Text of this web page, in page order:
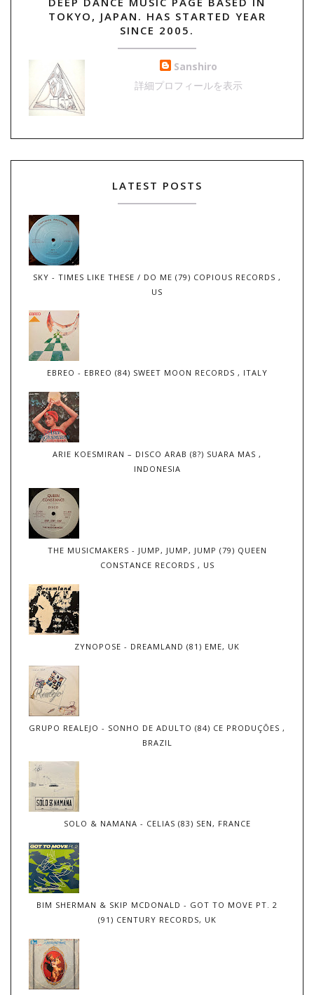
TOKYO, JAPAN. HAS STARTED YEAR
SINCE 2005.
Sanshiro
詳細プロフィールを表示
LATEST POSTS
SKY - TIMES LIKE THESE / DO ME (79) COPIOUS RECORDS ,
US
EBREO - EBREO (84) SWEET MOON RECORDS , ITALY
ARIE KOESMIRAN – DISCO ARAB (8?) SUARA MAS ,
INDONESIA
THE MUSICMAKERS - JUMP, JUMP, JUMP (79) QUEEN
CONSTANCE RECORDS , US
ZYNOPOSE - DREAMLAND (81) EME, UK
GRUPO REALEJO - SONHO DE ADULTO (84) CE PRODUÇÕES ,
BRAZIL
SOLO & NAMANA - CELIAS (83) SEN, FRANCE
BIM SHERMAN & SKIP MCDONALD - GOT TO MOVE PT. 2
(91) CENTURY RECORDS, UK